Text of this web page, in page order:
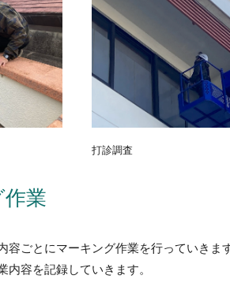
打診調査
業
容ごとにマーキング作業を行っていきま
容を記録していきます。